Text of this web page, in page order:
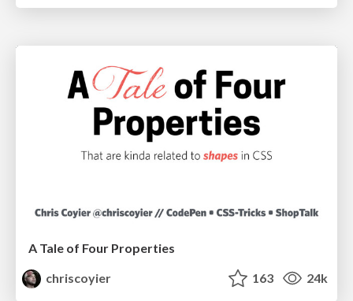
A Tale of Four Properties
chriscoyier
163 24k